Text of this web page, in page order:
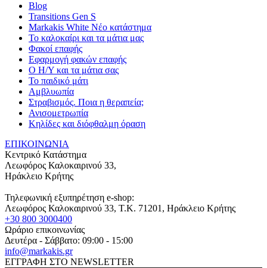
Blog
Transitions Gen S
Markakis White Νέο κατάστημα
Το καλοκαίρι και τα μάτια μας
Φακοί επαφής
Εφαρμογή φακών επαφής
Ο Η/Υ και τα μάτια σας
Το παιδικό μάτι
Αμβλυωπία
Στραβισμός. Ποια η θεραπεία;
Ανισομετρωπία
Κηλίδες και διόφθαλμη όραση
ΕΠΙΚΟΙΝΩΝΙΑ
Κεντρικό Κατάστημα
Λεωφόρος Καλοκαιρινού 33,
Ηράκλειο Κρήτης
Τηλεφωνική εξυπηρέτηση e-shop:
Λεωφόρος Καλοκαιρινού 33, T.K. 71201, Ηράκλειο Κρήτης
+30 800 3000400
Ωράριο επικοινωνίας
Δευτέρα - Σάββατο: 09:00 - 15:00
info@markakis.gr
ΕΓΓΡΑΦΗ ΣΤΟ NEWSLETTER